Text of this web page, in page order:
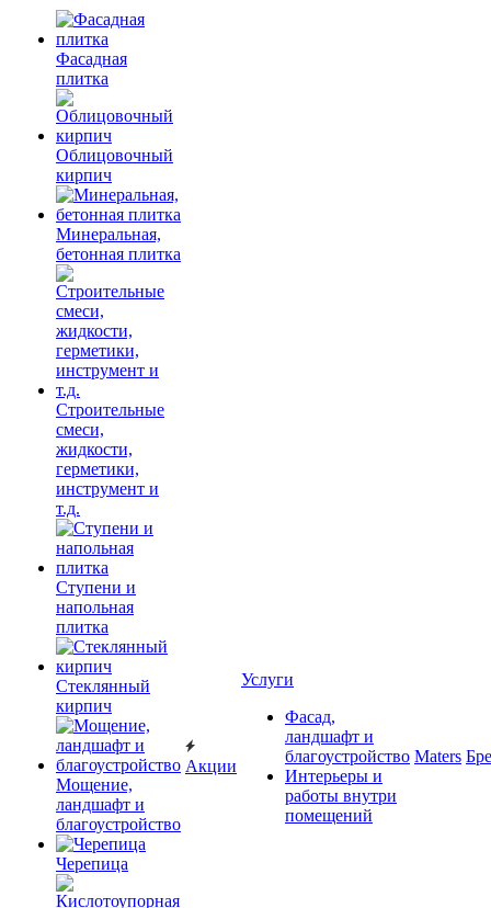
Фасадная
плитка
Облицовочный
кирпич
Минеральная,
бетонная плитка
Строительные
смеси,
жидкости,
герметики,
инструмент и
т.д.
Ступени и
напольная
плитка
Cтеклянный
кирпич
Мощение,
ландшафт и
благоустройство
Черепица
Акции
Услуги
Фасад,
ландшафт и
благоустройство
Интерьеры и
работы внутри
помещений
Maters